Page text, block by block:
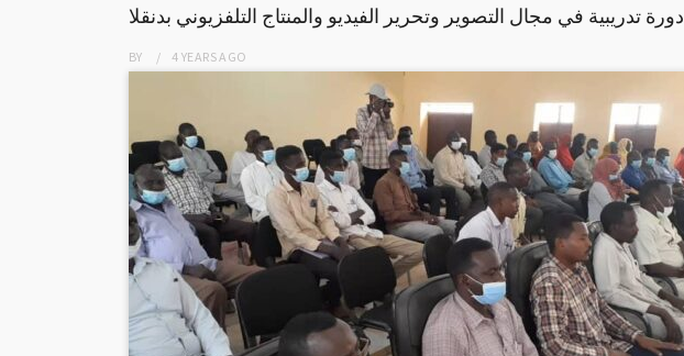
دورة تدريبية في مجال التصوير وتحرير الفيديو والمنتاج التلفزيوني بدنقلا
BY 4 YEARSAGO